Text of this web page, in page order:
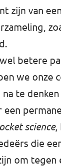
zijn van
betere
we onze
na te
een
science,
die
om tegen